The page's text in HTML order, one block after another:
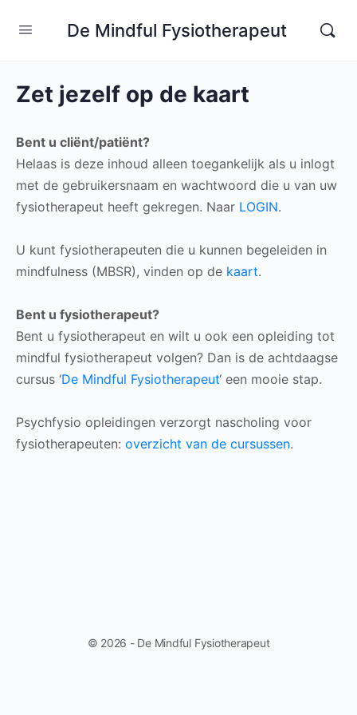
De Mindful Fysiotherapeut
Zet jezelf op de kaart
Bent u cliënt/patiënt?
Helaas is deze inhoud alleen toegankelijk als u inlogt
met de gebruikersnaam en wachtwoord die u van uw
fysiotherapeut heeft gekregen. Naar LOGIN.
U kunt fysiotherapeuten die u kunnen begeleiden in
mindfulness (MBSR), vinden op de kaart.
Bent u fysiotherapeut?
Bent u fysiotherapeut en wilt u ook een opleiding tot
mindful fysiotherapeut volgen? Dan is de achtdaagse
cursus ‘De Mindful Fysiotherapeut‘ een mooie stap.
Psychfysio opleidingen verzorgt nascholing voor
fysiotherapeuten: overzicht van de cursussen.
© 2026 - De Mindful Fysiotherapeut